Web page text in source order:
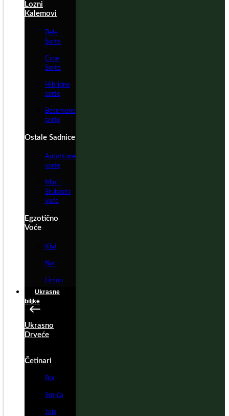
Lozni
Kalemovi
Bele
Sorte
Crne
Sorte
Hibridne
sorte
Besemene
sorte
Ostale Sadnice
Autohtone
sorte
Mini i
Stubasto
voće
Egzotično
Voće
Kivi
Nar
Limun
Ukrasne
biljke
Ukrasno
Drveće
Četinari
Bor
Smrča
Jela